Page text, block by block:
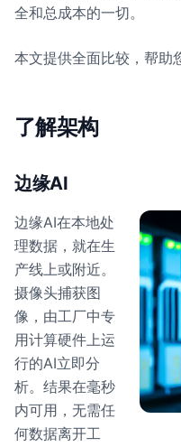
全和总成本的一切。
本文提供全面比较，帮助
了解架构
边缘AI
边缘AI在本地处
理数据，就在生
产线上或附近。
摄像头捕获图
像，由工厂中专
用计算硬件上运
行的AI立即分
析。结果在毫秒
内可用，无需任
何数据离开工